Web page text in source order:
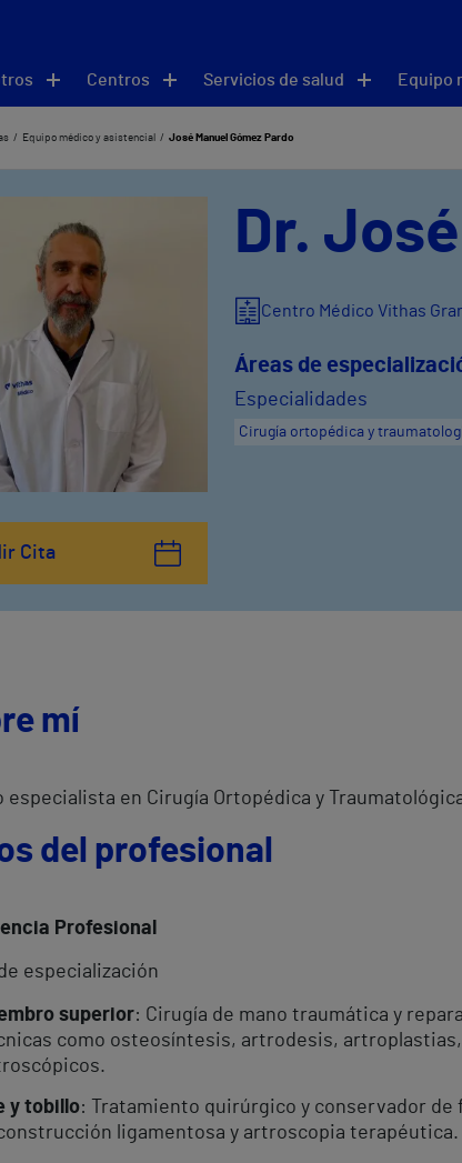
Centros Servicios de salud Equipo
Equipo médico y asistencial José Manuel Gómez Pardo
Cita
Dr.
Centro Médico Vithas
Áreas de
Especialidades
Cirugía ortopédica y
mí
especialista en Cirugía Ortopédica y
del profesional
Profesional
especialización
superior: Cirugía de mano traumática y
como osteosíntesis, artrodesis,
y tobillo: Tratamiento quirúrgico y conservador
ligamentosa y artroscopia terapéutica.